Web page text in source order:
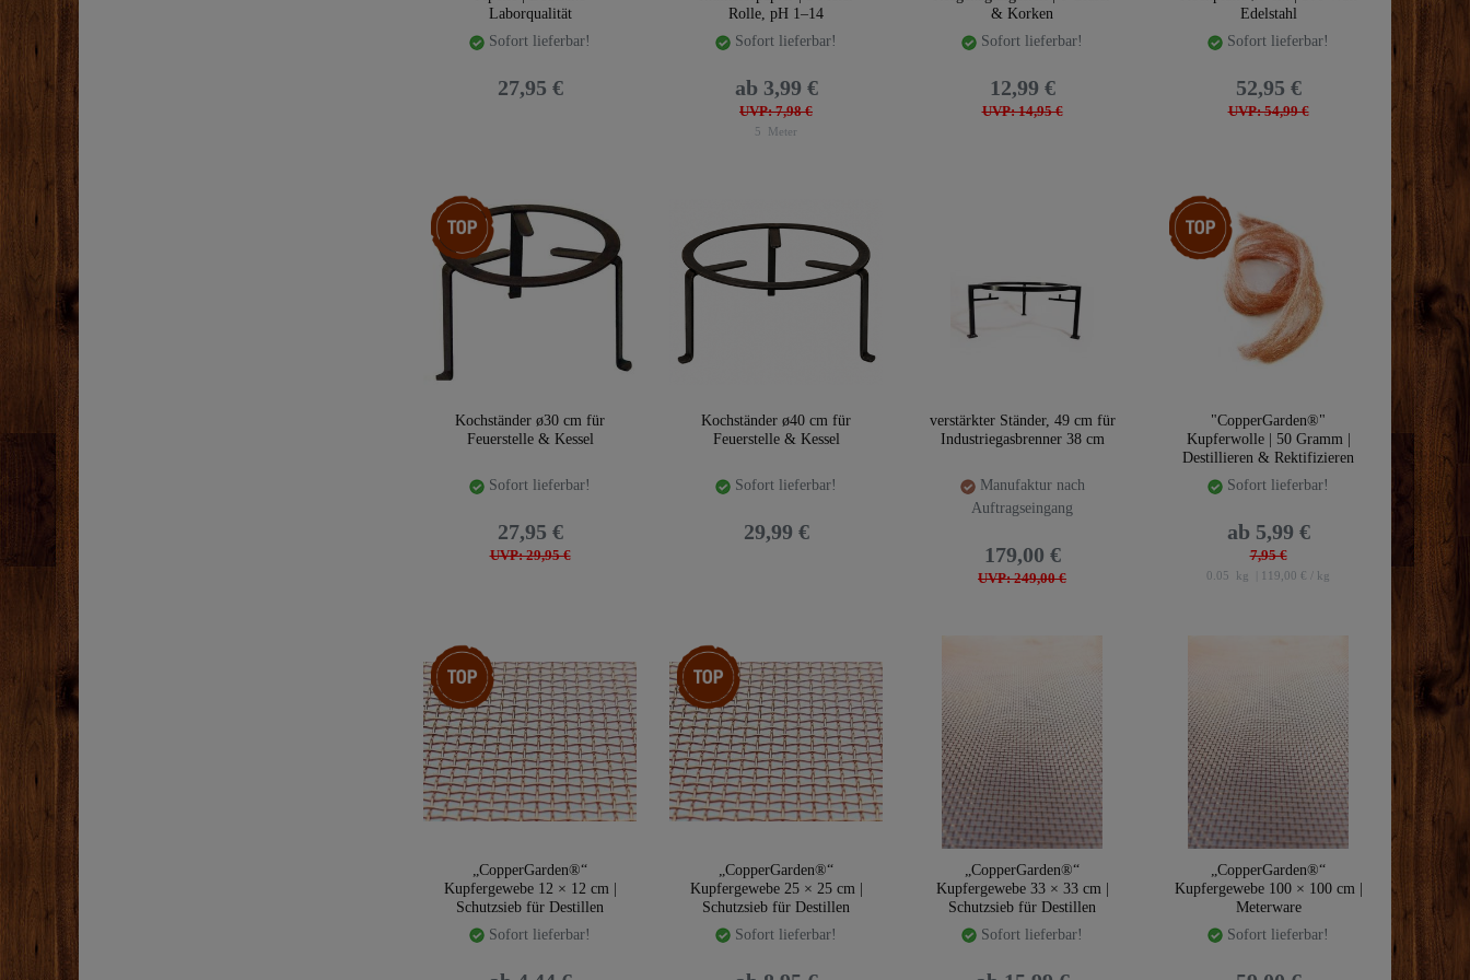
Laborqualität
Sofort lieferbar!
27,95 €
Rolle, pH 1–14
Sofort lieferbar!
UVP: 7,98 €
ab 3,99 €
5 Meter
& Korken
Sofort lieferbar!
UVP: 14,95 €
12,99 €
Edelstahl
Sofort lieferbar!
UVP: 54,99 €
52,95 €
Top-Artikel
Kochständer ø30 cm für
Feuerstelle & Kessel
Sofort lieferbar!
UVP: 29,95 €
27,95 €
Kochständer ø40 cm für
Feuerstelle & Kessel
Sofort lieferbar!
29,99 €
verstärkter Ständer, 49 cm für
Industriegasbrenner 38 cm
Manufaktur nach
Auftragseingang
UVP: 249,00 €
179,00 €
Top-Artikel
"CopperGarden®"
Kupferwolle | 50 Gramm |
Destillieren & Rektifizieren
Sofort lieferbar!
7,95 €
ab 5,99 €
0.05 kg | 119,00 € / kg
Top-Artikel
„CopperGarden®“
Kupfergewebe 12 × 12 cm |
Schutzsieb für Destillen
Sofort lieferbar!
Top-Artikel
„CopperGarden®“
Kupfergewebe 25 × 25 cm |
Schutzsieb für Destillen
Sofort lieferbar!
„CopperGarden®“
Kupfergewebe 33 × 33 cm |
Schutzsieb für Destillen
Sofort lieferbar!
„CopperGarden®“
Kupfergewebe 100 × 100 cm |
Meterware
Sofort lieferbar!